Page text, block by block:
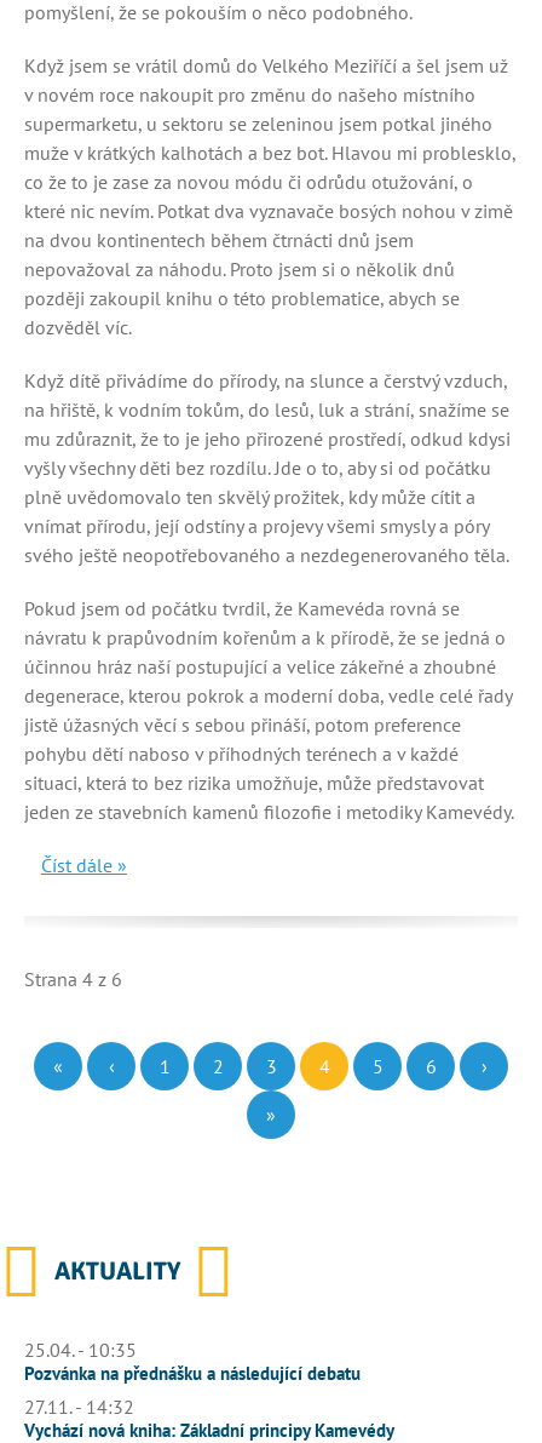
pomyšlení, že se pokouším o něco podobného.
Když jsem se vrátil domů do Velkého Meziříčí a šel jsem už
v novém roce nakoupit pro změnu do našeho místního
supermarketu, u sektoru se zeleninou jsem potkal jiného
muže v krátkých kalhotách a bez bot. Hlavou mi problesklo,
co že to je zase za novou módu či odrůdu otužování, o
které nic nevím. Potkat dva vyznavače bosých nohou v zimě
na dvou kontinentech během čtrnácti dnů jsem
nepovažoval za náhodu. Proto jsem si o několik dnů
později zakoupil knihu o této problematice, abych se
dozvěděl víc.
Když dítě přivádíme do přírody, na slunce a čerstvý vzduch,
na hřiště, k vodním tokům, do lesů, luk a strání, snažíme se
mu zdůraznit, že to je jeho přirozené prostředí, odkud kdysi
vyšly všechny děti bez rozdílu. Jde o to, aby si od počátku
plně uvědomovalo ten skvělý prožitek, kdy může cítit a
vnímat přírodu, její odstíny a projevy všemi smysly a póry
svého ještě neopotřebovaného a nezdegenerovaného těla.
Pokud jsem od počátku tvrdil, že Kamevéda rovná se
návratu k prapůvodním kořenům a k přírodě, že se jedná o
účinnou hráz naší postupující a velice zákeřné a zhoubné
degenerace, kterou pokrok a moderní doba, vedle celé řady
jistě úžasných věcí s sebou přináší, potom preference
pohybu dětí naboso v příhodných terénech a v každé
situaci, která to bez rizika umožňuje, může představovat
jeden ze stavebních kamenů filozofie i metodiky Kamevédy.
Číst dále »
Strana 4 z 6
« ‹ 1 2 3 4 5 6
›
»
AKTUALITY
25.04. - 10:35
Pozvánka na přednášku a následující debatu
27.11. - 14:32
Vychází nová kniha: Základní principy Kamevédy